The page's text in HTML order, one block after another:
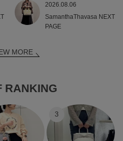
2026.08.06
SamanthaThavasa NEXT
PAGE
MORE
RANKING
3